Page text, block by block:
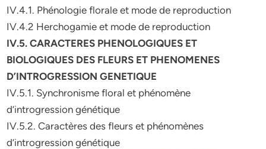
IV.4.1. Phénologie florale et mode de reproduction
IV.4.2 Herchogamie et mode de reproduction
IV.5. CARACTERES PHENOLOGIQUES ET
BIOLOGIQUES DES FLEURS ET PHENOMENES
D’INTROGRESSION GENETIQUE
IV.5.1. Synchronisme floral et phénomène
d’introgression génétique
IV.5.2. Caractères des fleurs et phénomènes
d’introgression génétique